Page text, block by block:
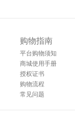
购物指南
平台购物须知
商城使用手册
授权证书
购物流程
常见问题